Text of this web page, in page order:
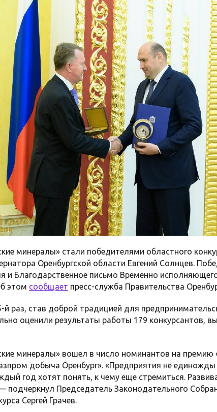
минералы» стали победителями областного
Оренбургской области Евгений Солнцев.
и Благодарственное письмо Временно
этом сообщает пресс-служба Правительства
й раз, став доброй традицией для
оценили результаты работы 179 конкурсантов,
минералы» вошел в число номинантов на премию
добыча Оренбург». «Предприятия не
год хотят понять, к чему еще стремиться.
подчеркнул Председатель Законодательного
Сергей Грачев.